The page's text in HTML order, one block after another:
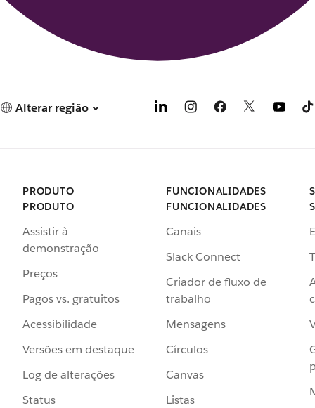
Alterar região
PRODUTO
PRODUTO
Assistir à
demonstração
Preços
Pagos vs. gratuitos
Acessibilidade
Versões em destaque
Log de alterações
Status
FUNCIONALIDADES
FUNCIONALIDADES
Canais
Slack Connect
Criador de fluxo de
trabalho
Mensagens
Círculos
Canvas
Listas